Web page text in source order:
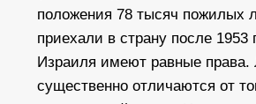
положения 78 тысяч пожилых
приехали в страну после 1953
Израиля имеют равные права.
существенно отличаются от